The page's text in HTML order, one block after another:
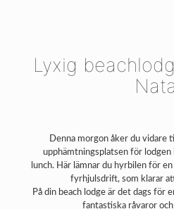
Lyxig
Denna morgon åker du vidare
upphämtningsplatsen för lodgen
lunch. Här lämnar du hyrbilen för
fyrhjulsdrift, som klarar
På din beach lodge är det dags för
fantastiska råvaror